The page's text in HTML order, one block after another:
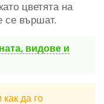
цветята на
се вършат.
видове и
да го